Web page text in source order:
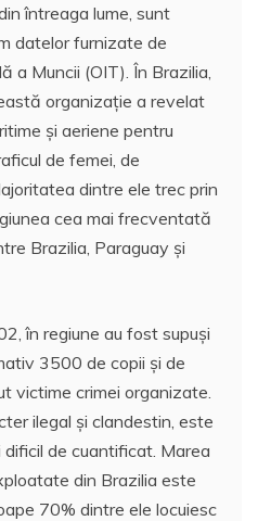
întreaga lume, sunt
datelor furnizate de
a Muncii (OIT). În Brazilia,
organizaţie a revelat
şi aeriene pentru
de femei, de
dintre ele trec prin
cea mai frecventată
Brazilia, Paraguay şi
în regiune au fost supuşi
3500 de copii şi de
victime crimei organizate.
ilegal şi clandestin, este
de cuantificat. Marea
din Brazilia este
70% dintre ele locuiesc